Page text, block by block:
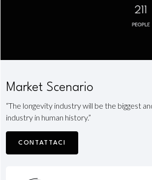
Market Scenario
“The longevity industry will be the biggest
industry in human history.”
CONTATTACI